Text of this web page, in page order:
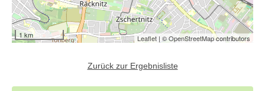
1 km Leaflet | ©OpenStreetMapcontributors
Zurück zur Ergebnisliste